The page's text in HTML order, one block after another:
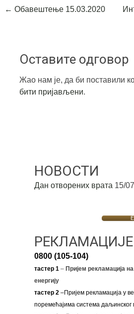
Post
← Обавештење 15.03.2020
Оставите одговор
Жао нам је, да би поставили
бити пријављени.
НОВОСТИ
Дан отворених врата 15/
РЕКЛАМАЦИЈЕ
0800 (105-104)
тастер 1–Пријем рекламација
енергију
тастер 2–Пријем рекламација у
поремећајима система даљинског